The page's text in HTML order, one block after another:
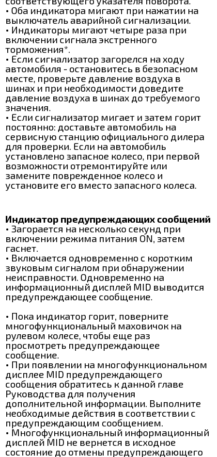
• Оба индикатора мигают при нажатии на
выключатель аварийной сигнализации.
• Индикаторы мигают четыре раза при
включении сигнала экстренного
торможения*.
• Если сигнализатор загорелся на ходу
автомобиля - остановитесь в безопасном
месте, проверьте давление воздуха в
шинах и при необходимости доведите
давление воздуха в шинах до требуемого
значения.
• Если сигнализатор мигает и затем горит
постоянно: доставьте автомобиль на
сервисную станцию официального дилера
для проверки. Если на автомобиль
установлено запасное колесо, при первой
возможности отремонтируйте или
замените поврежденное колесо и
установите его вместо запасного колеса.
Индикатор предупреждающих сообщений
• Загорается на несколько секунд при
включении режима питания ON, затем
гаснет.
• Включается одновременно с коротким
звуковым сигналом при обнаружении
неисправности. Одновременно на
информационный дисплей MID выводится
предупреждающее сообщение.
• Пока индикатор горит, поверните
многофункциональный маховичок на
рулевом колесе, чтобы еще раз
просмотреть предупреждающее
сообщение.
• При появлении на многофункциональном
дисплее MID предупреждающего
сообщения обратитесь к данной главе
Руководства для получения
дополнительной информации. Выполните
необходимые действия в соответствии с
предупреждающим сообщением.
• Многофункциональный информационный
дисплей MID не вернется в исходное
состояние до отмены предупреждающего